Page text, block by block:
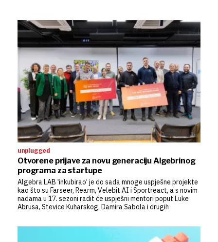
unplugged
Otvorene prijave za novu generaciju Algebrinog
programa za startupe
Algebra LAB 'inkubirao' je do sada mnoge uspješne projekte
kao što su Farseer, Rearm, Velebit AI i Sportreact, a s novim
nadama u 17. sezoni radit će uspješni mentori poput Luke
Abrusa, Stevice Kuharskog, Damira Sabola i drugih